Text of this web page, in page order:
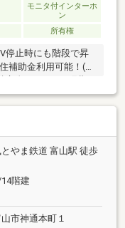
モニタ付インターホ
ン
所有権
停止時にも階段で昇
補助金利用可能！(50
・駐車場/10000～
CATV/全て可・イン
視聴施設料550円/
引条件有効期限/2026
やま鉄道 富山駅 徒歩
階建
市神通本町１